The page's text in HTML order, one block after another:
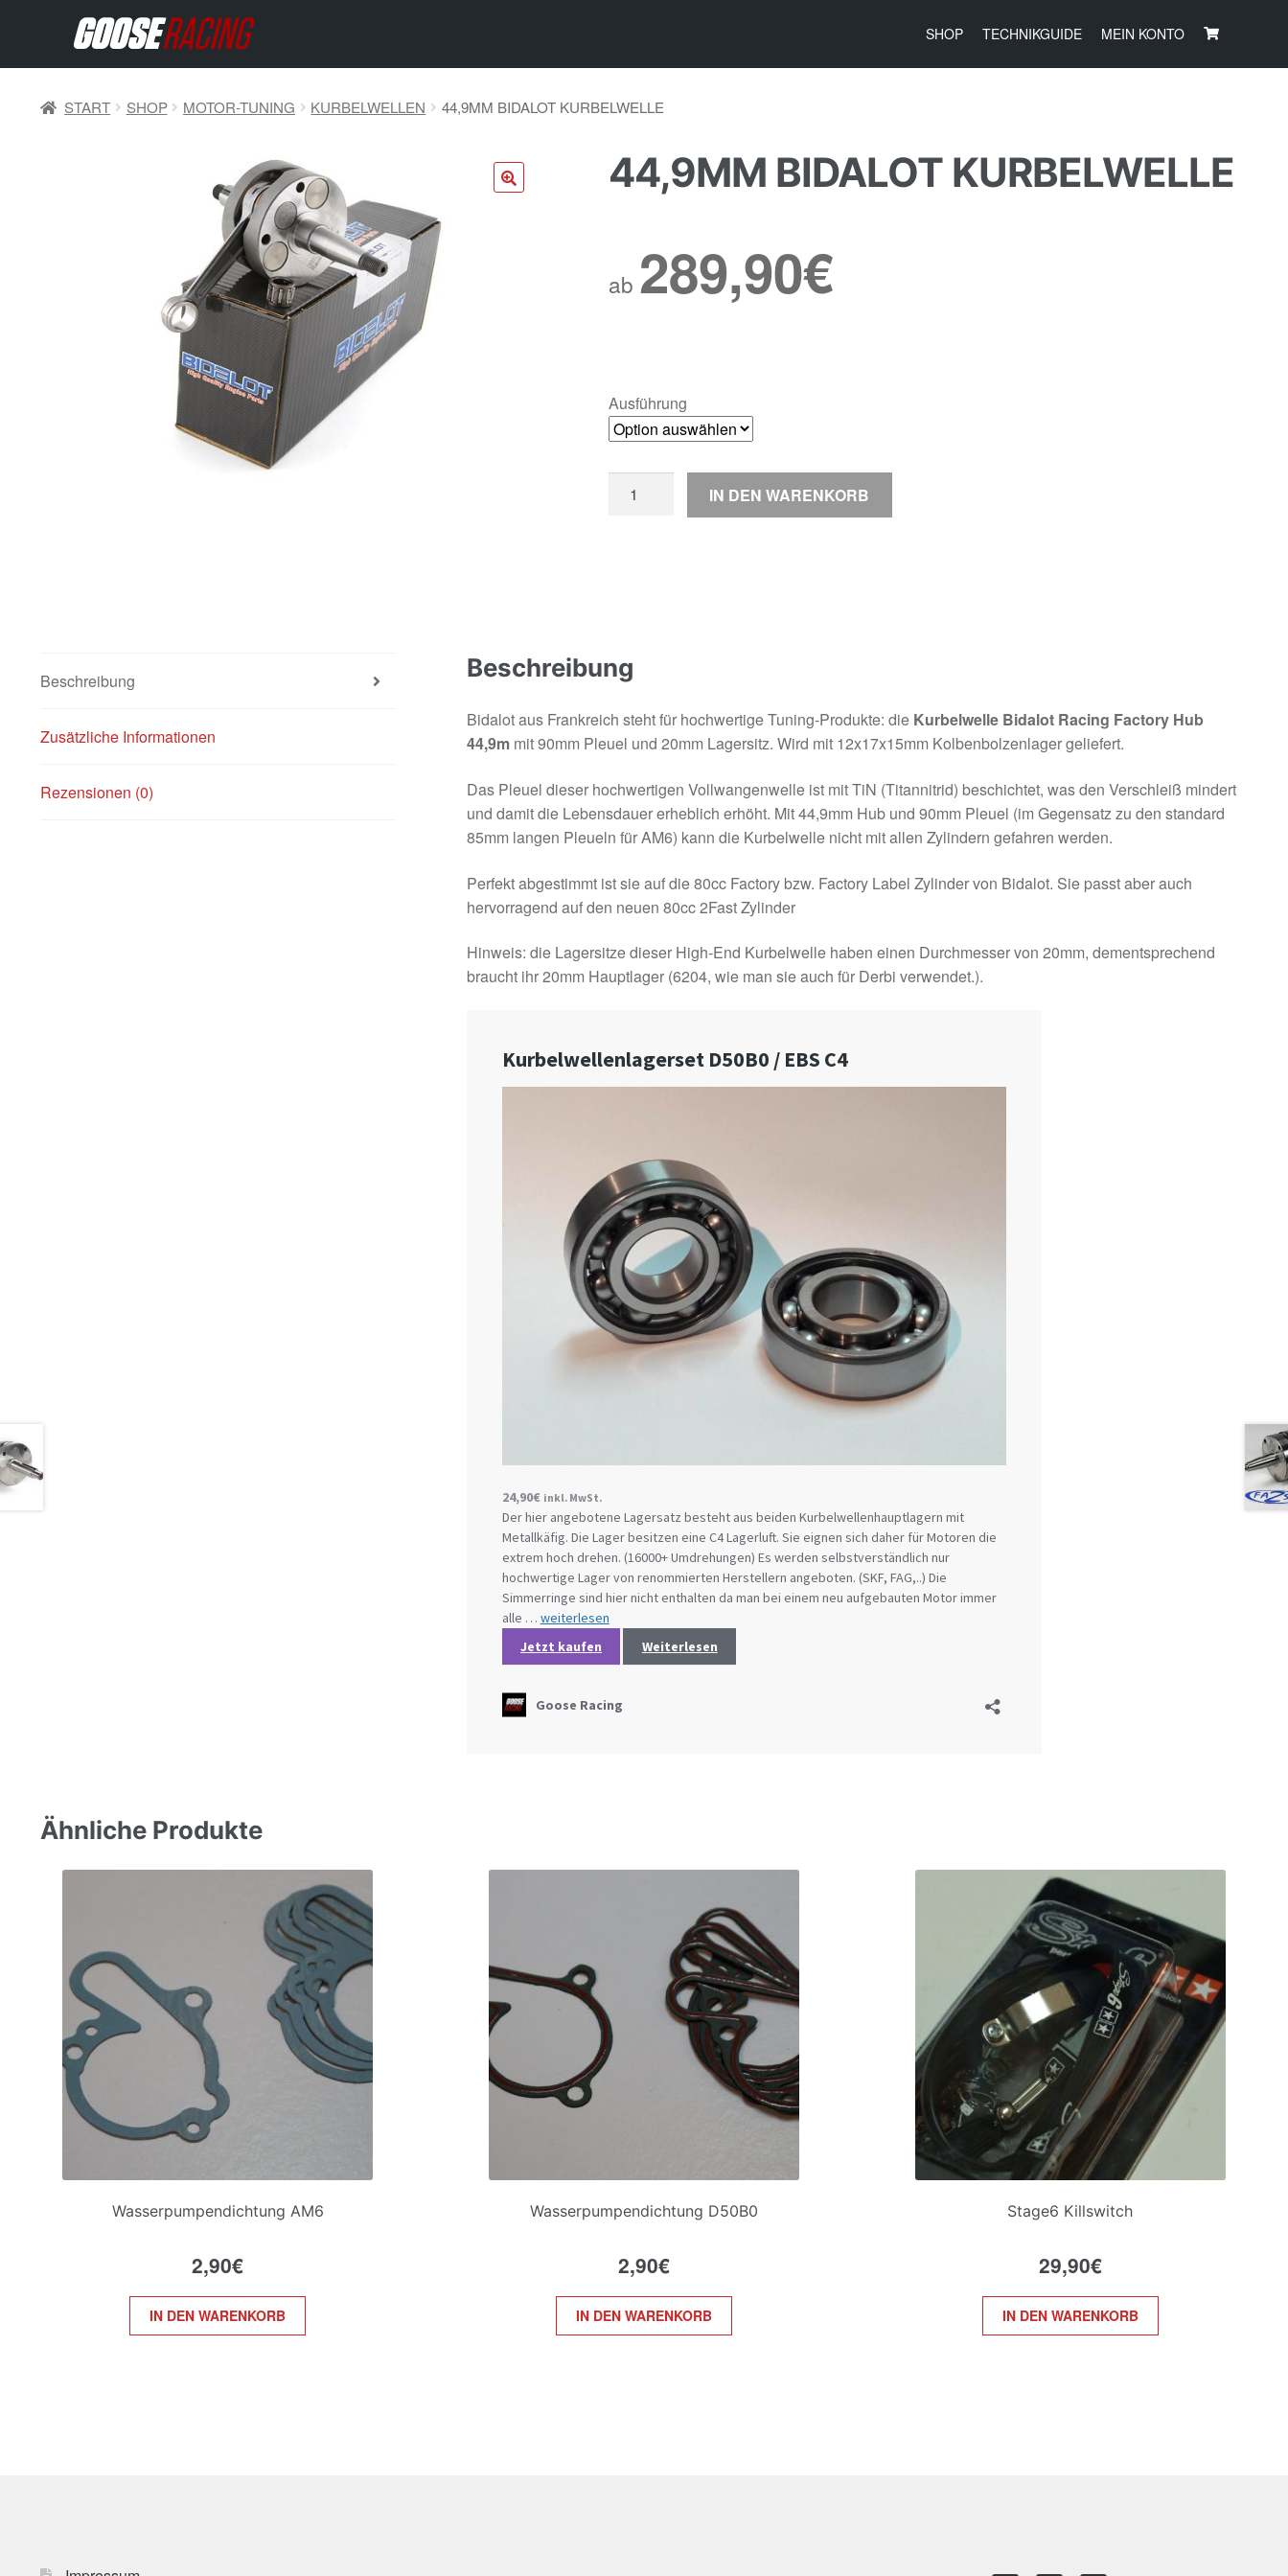
SHOP TECHNIKGUIDE MEIN KONTO
START SHOP MOTOR-TUNING KURBELWELLEN 44,9MM BIDALOT KURBELWELLE
44,9MM BIDALOT KURBELWELLE
ab 289,90€
Ausführung
Bidalot
IN DEN WARENKORB
Beschreibung
Zusätzliche Informationen
Rezensionen (0)
Beschreibung
Bidalot aus Frankreich steht für hochwertige Tuning-Produkte: die Kurbelwelle Bidalot Racing Factory Hub
44,9mmit 90mm Pleuel und 20mm Lagersitz. Wird mit 12x17x15mm Kolbenbolzenlager geliefert.
Das Pleuel dieser hochwertigen Vollwangenwelle ist mit TiN (Titannitrid) beschichtet, was den Verschleiß mindert
und damit die Lebensdauer erheblich erhöht. Mit 44,9mm Hub und 90mm Pleuel (im Gegensatz zu den standard
85mm langen Pleueln für AM6) kann die Kurbelwelle nicht mit allen Zylindern gefahren werden.
Perfekt abgestimmt ist sie auf die 80cc Factory bzw. Factory Label Zylinder von Bidalot. Sie passt aber auch
hervorragend auf den neuen 80cc 2Fast Zylinder
Hinweis: die Lagersitze dieser High-End Kurbelwelle haben einen Durchmesser von 20mm, dementsprechend
braucht ihr 20mm Hauptlager (6204, wie man sie auch für Derbi verwendet.).
Ähnliche Produkte
Wasserpumpendichtung AM6
2,90€
IN DEN WARENKORB
Wasserpumpendichtung D50B0
2,90€
IN DEN WARENKORB
Stage6 Killswitch
29,90€
IN DEN WARENKORB